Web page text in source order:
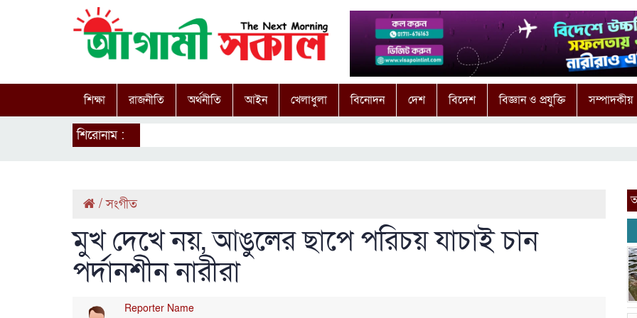
শিক্ষা রাজনীতি অর্থনীতি আইন খেলাধুলা বিনোদন দেশ বিদেশ বিজ্ঞান ও প্রযুক্তি সম্পাদকীয়
শিরোনাম :
/সংগীত
মুখ দেখে নয়, আঙুলের ছাপে পরিচয় যাচাই চান
পর্দানশীন নারীরা
Reporter Name